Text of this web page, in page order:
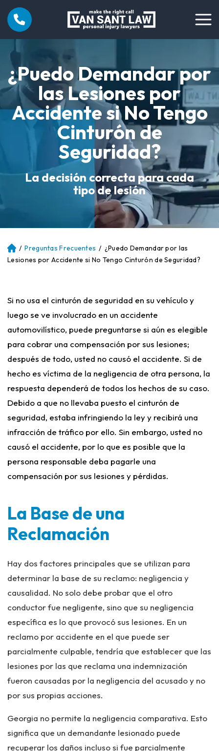
¿Puedo Demandar por
las Lesiones por
Accidente si No Tengo
Cinturón de
Seguridad?
La decisión correcta para cada
tipo de lesión
Ini
ci
/ Preguntas Frecuentes / ¿Puedo Demandar por las
Lesiones por Accidente si No Tengo Cinturón de Seguridad?
Si no usa el cinturón de seguridad en su vehículo y
luego se ve involucrado en un accidente
automovilístico, puede preguntarse si aún es elegible
para cobrar una compensación por sus lesiones;
después de todo, usted no causó el accidente. Si de
hecho es víctima de la negligencia de otra persona, la
respuesta dependerá de todos los hechos de su caso.
Debido a que no llevaba puesto el cinturón de
seguridad, estaba infringiendo la ley y recibirá una
infracción de tráfico por ello. Sin embargo, usted no
causó el accidente, por lo que es posible que la
persona responsable deba pagarle una
compensación por sus lesiones y pérdidas.
La Base de una
Reclamación
Hay dos factores principales que se utilizan para
determinar la base de su reclamo: negligencia y
causalidad. No solo debe probar que el otro
conductor fue negligente, sino que su negligencia
específica es lo que provocó sus lesiones. En un
reclamo por accidente en el que puede ser
parcialmente culpable, tendría que establecer que las
lesiones por las que reclama una indemnización
fueron causadas por la negligencia del acusado y no
por sus propias acciones.
Georgia no permite la negligencia comparativa. Esto
significa que un demandante lesionado puede
recuperar los daños incluso si fue parcialmente